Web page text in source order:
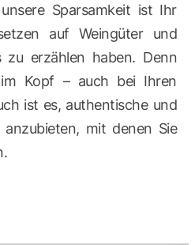
Sparsamkeit ist Ihr
auf Weingüter und
zu erzählen haben. Denn
im Kopf – auch bei Ihren
ist es, authentische und
anzubieten, mit denen Sie